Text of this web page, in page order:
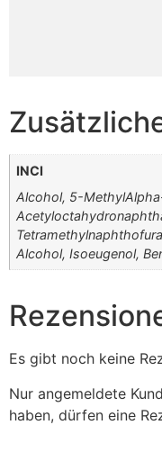
INCI
Alcohol, 5-
Alcohol, Isoeugenol,
Es gibt noch keine
Nur angemeldete
haben, dürfen eine